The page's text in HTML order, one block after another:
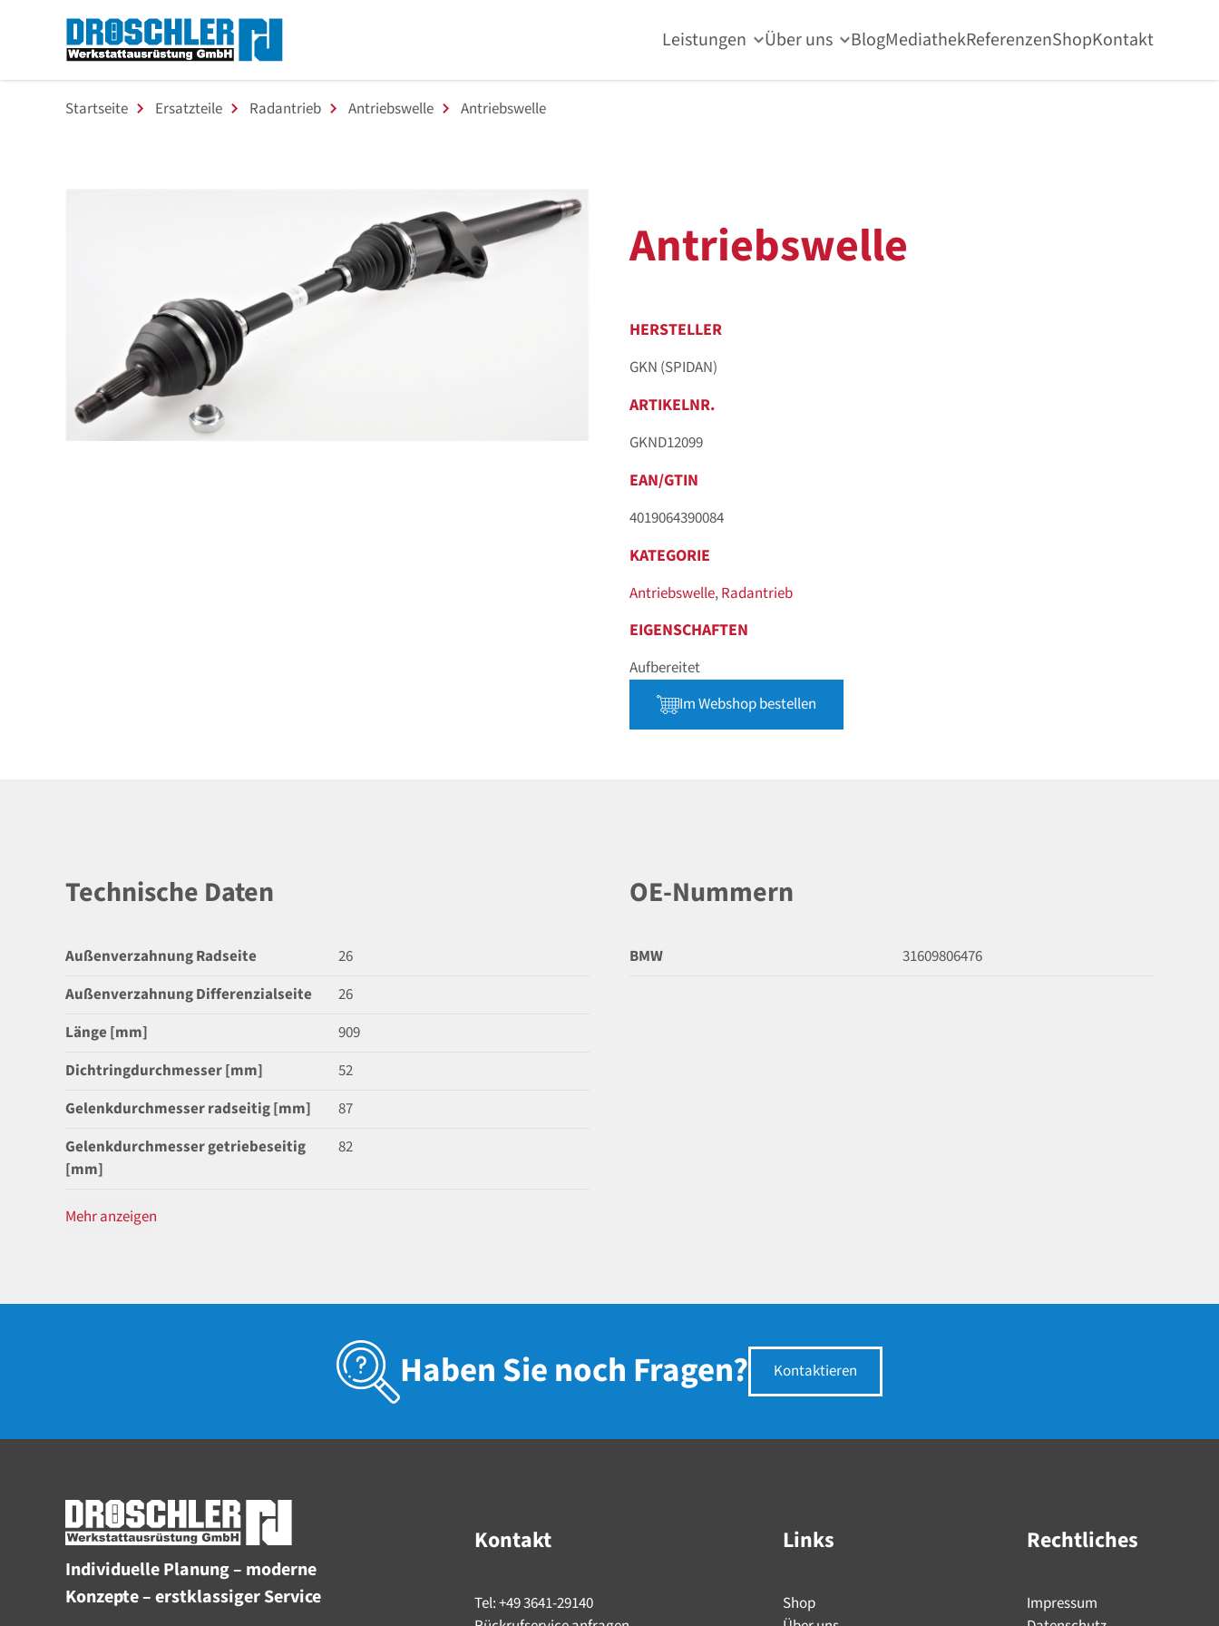
Leistungen Über uns BlogMediathekReferenzenShopKontakt
Startseite Ersatzteile Radantrieb Antriebswelle Antriebswelle
Antriebswelle
HERSTELLER
GKN (SPIDAN)
ARTIKELNR.
GKND12099
EAN/GTIN
4019064390084
KATEGORIE
Antriebswelle,Radantrieb
EIGENSCHAFTEN
Aufbereitet
Im Webshop bestellen
Technische Daten
Außenverzahnung Radseite
26
Außenverzahnung Differenzialseite
26
Länge [mm]
909
Dichtringdurchmesser [mm]
52
Gelenkdurchmesser radseitig [mm]
87
Gelenkdurchmesser getriebeseitig
[mm]
82
Mehr anzeigen
OE-Nummern
BMW 31609806476
Haben Sie noch Fragen? Kontaktieren
Individuelle Planung – moderne
Konzepte – erstklassiger Service
Kontakt
Tel: +49 3641-29140
Links
Shop
Rechtliches
Impressum